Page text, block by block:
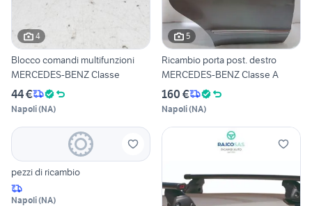
4
Blocco comandi multifunzioni
MERCEDES-BENZ Classe
44 €
Napoli(NA)
5
Ricambio porta post. destro
MERCEDES-BENZ Classe A
160 €
Napoli(NA)
pezzi di ricambio
Napoli(NA)